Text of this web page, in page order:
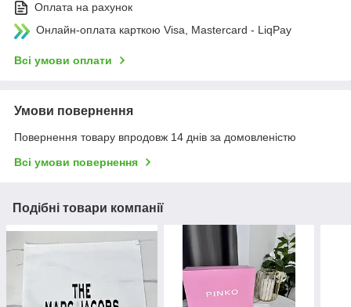
Оплата на рахунок
Онлайн-оплата карткою Visa, Mastercard - LiqPay
Всі умови оплати
Умови повернення
Повернення товару впродовж 14 днів за домовленістю
Всі умови повернення
Подібні товари компанії